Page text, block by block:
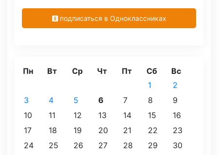
подписаться в Одноклассниках
Пн Вт Ср Чт Пт Сб
Вс
1
2
3
4 5 6 7 8
9
10
11 12 13 14 15
16
17
18 19 20 21 22
23
24
25 26 27 28 29 30